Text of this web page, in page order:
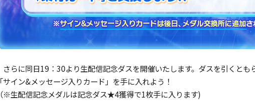
さらに同日19：30より生配信記念ダスを開催いたします。ダスを引くと
「サイン&メッセージ入りカード」を手に入れよう！
（※生配信記念メダルは記念ダス★4獲得で1枚手に入ります)